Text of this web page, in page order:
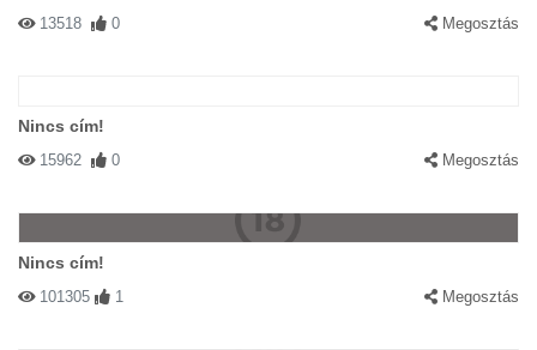
13518 0 Megosztás
Nincs cím!
15962 0 Megosztás
Nincs cím!
101305 1 Megosztás